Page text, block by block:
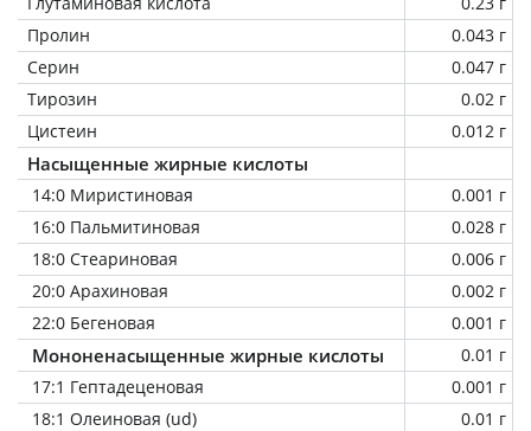
Пролин
0.043 г
Серин
0.047 г
Тирозин
0.02 г
Цистеин
0.012 г
Насыщенные жирные кислоты
14:0 Миристиновая
0.001 г
16:0 Пальмитиновая
0.028 г
18:0 Стеариновая
0.006 г
20:0 Арахиновая
0.002 г
22:0 Бегеновая
0.001 г
Мононенасыщенные жирные кислоты
0.01 г
17:1 Гептадеценовая
0.001 г
18:1 Олеиновая (ud)
0.01 г